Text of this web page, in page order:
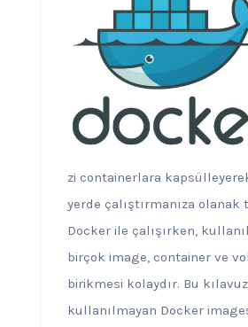
zi containerlara
yerde çalıştırmanıza olanak
Docker ile çalışırken,
birçok image, container ve
birikmesi kolaydır. Bu
kullanılmayan Docker